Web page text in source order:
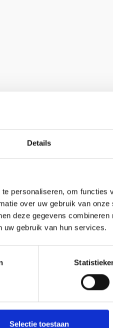
Details
personaliseren, om functies
over uw gebruik van
deze gegevens
uw gebruik van hun services.
Selectie toestaan